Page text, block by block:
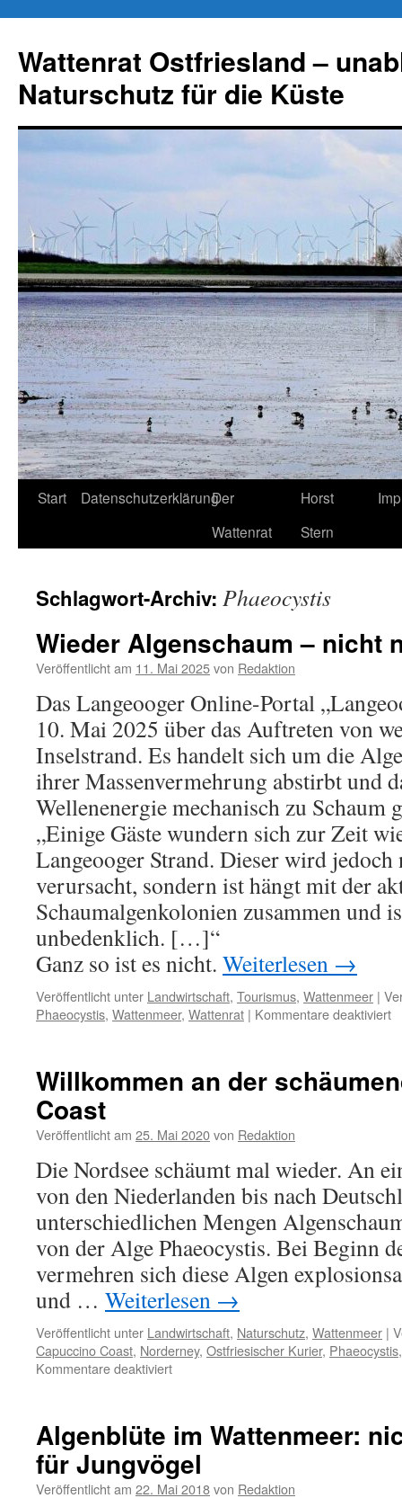
springen
Wattenrat Ostfriesland –
Naturschutz für die Küste
Start DatenschutzerklärungDer
Wattenrat
Horst
Stern
Schlagwort-Archiv: Phaeocystis
Wieder Algenschaum – nicht
Veröffentlicht am 11. Mai 2025von Redaktion
Das Langeooger Online-Portal
10. Mai 2025 über das Auftreten von
Inselstrand. Es handelt sich um die
ihrer Massenvermehrung abstirbt und
Wellenenergie mechanisch zu Schaum
„Einige Gäste wundern sich zur Zeit
Langeooger Strand. Dieser wird
verursacht, sondern ist hängt mit der
Schaumalgenkolonien zusammen und
unbedenklich. […]“
Ganz so ist es nicht. Weiterlesen →
Veröffentlicht unter Landwirtschaft, Tourismus, Wattenmeer |
Phaeocystis, Wattenmeer, Wattenrat | Kommentare deaktiviert
Willkommen an der
Coast
Veröffentlicht am 25. Mai 2020von Redaktion
Die Nordsee schäumt mal wieder. An
von den Niederlanden bis nach
unterschiedlichen Mengen
von der Alge Phaeocystis. Bei Beginn
vermehren sich diese Algen
und … Weiterlesen →
Veröffentlicht unter Landwirtschaft, Naturschutz, Wattenmeer |
Capuccino Coast, Norderney, Ostfriesischer Kurier, Phaeocystis
Kommentare deaktiviertfür
schäumenden
Capuccino-
Coast
Algenblüte im Wattenmeer:
für Jungvögel
Veröffentlicht am 22. Mai 2018von Redaktion